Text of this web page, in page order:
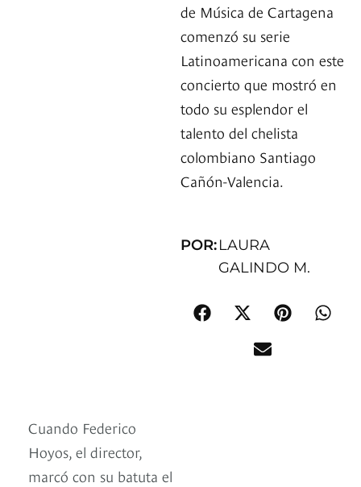
de Música de Cartagena
comenzó su serie
Latinoamericana con este
concierto que mostró en
todo su esplendor el
talento del chelista
colombiano Santiago
Cañón-Valencia.
POR:LAURA
GALINDO M.
Cuando Federico
Hoyos, el director,
marcó con su batuta el